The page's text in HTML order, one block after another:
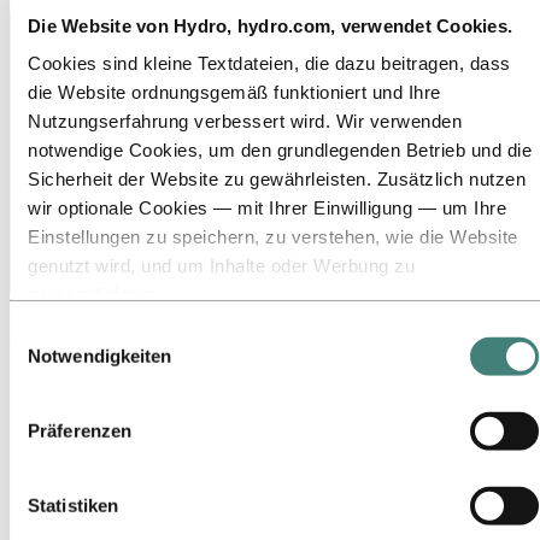
Die Website von Hydro, hydro.com, verwendet Cookies.
Cookies sind kleine Textdateien, die dazu beitragen, dass
die Website ordnungsgemäß funktioniert und Ihre
Nutzungserfahrung verbessert wird. Wir verwenden
notwendige Cookies, um den grundlegenden Betrieb und die
Sicherheit der Website zu gewährleisten. Zusätzlich nutzen
wir optionale Cookies — mit Ihrer Einwilligung — um Ihre
Einstellungen zu speichern, zu verstehen, wie die Website
genutzt wird, und um Inhalte oder Werbung zu
Tools wir für Sicherheits‑, Analyse‑ oder Werbezwecke
verwenden. Diese Drittanbieter können die Informationen,
die sie über Ihre Nutzung unserer Website sammeln, mit
anderen Daten kombinieren, die Sie ihnen bereitgestellt
gesammelt haben. Der Drittanbieter, der für ein
Notwendigkeiten
Präferenzen
Statistiken